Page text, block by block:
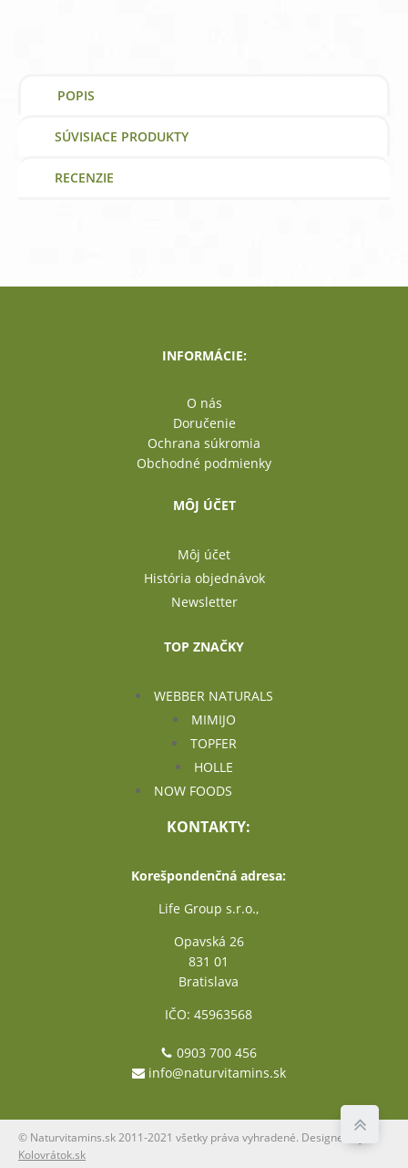
POPIS
SÚVISIACE PRODUKTY
RECENZIE
INFORMÁCIE:
O nás
Doručenie
Ochrana súkromia
Obchodné podmienky
MÔJ ÚČET
Môj účet
História objednávok
Newsletter
TOP ZNAČKY
WEBBER NATURALS
MIMIJO
TOPFER
HOLLE
NOW FOODS
KONTAKTY:
Korešpondenčná adresa:
Life Group s.r.o.,
Opavská 26
831 01
Bratislava
IČO: 45963568
0903 700 456
info@naturvitamins.sk
© Naturvitamins.sk 2011-2021 všetky práva vyhradené. Designed by
Kolovrátok.sk